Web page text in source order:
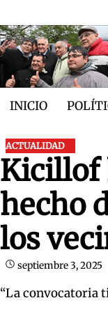
to
content
INICIO
ACTUALIDAD
Kicillof
hecho
los
septiembre 3, 2025
“La convocatoria